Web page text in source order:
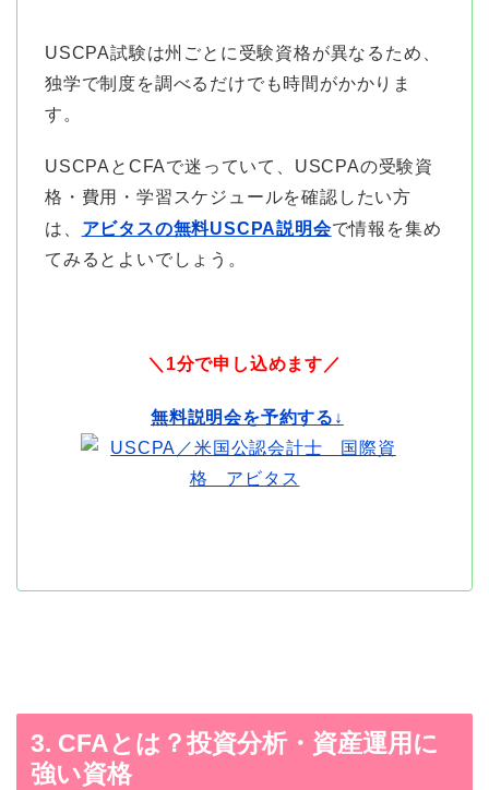
USCPA試験は州ごとに受験資格が異なるため、
独学で制度を調べるだけでも時間がかかりま
す。
USCPAとCFAで迷っていて、USCPAの受験資
格・費用・学習スケジュールを確認したい方
は、 アビタスの無料USCPA説明会で情報を集め
てみるとよいでしょう。
＼1分で申し込めます／
無料説明会を予約する↓
3. CFAとは？投資分析・資産運用に
強い資格